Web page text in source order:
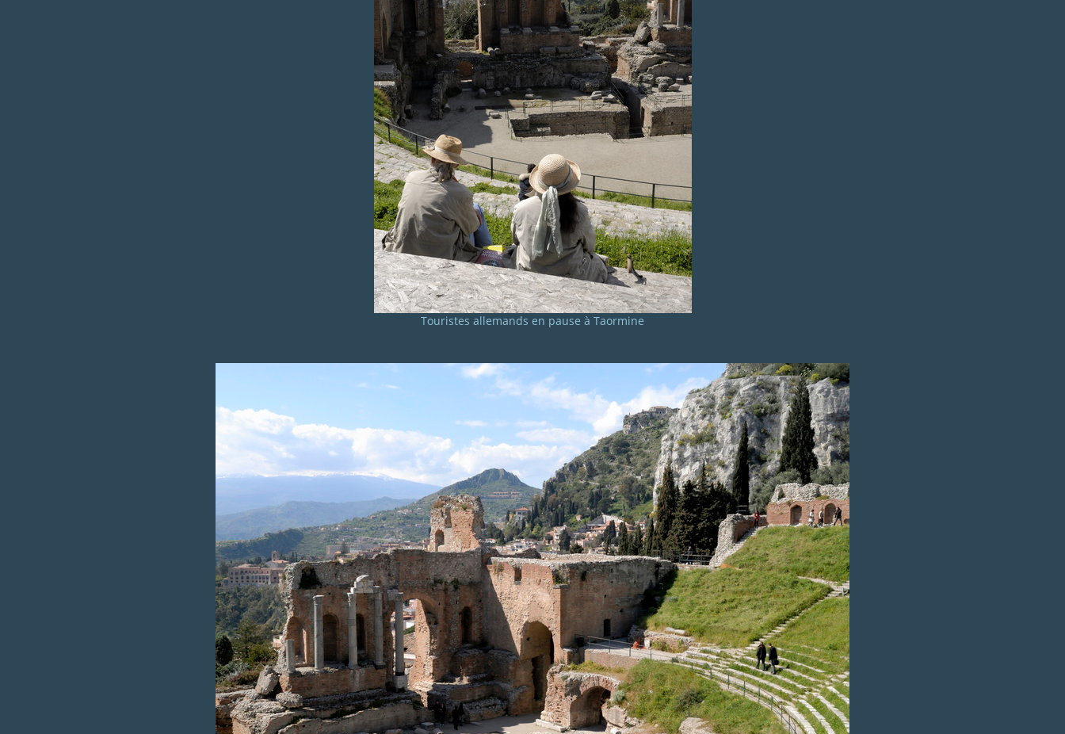
Touristes allemands en pause à Taormine